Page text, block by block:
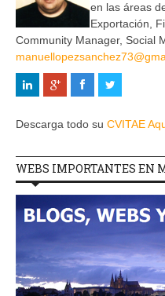
en las áreas
Exportación,
Community Manager, Social
Descarga todo su CVITAE
WEBS IMPORTANTES EN